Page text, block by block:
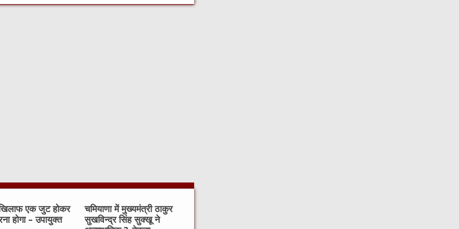
एक जुट होकर
होगा – उपायुक्त
चमियाणा में मुख्यमंत्री ठाकुर
सुखविन्द्र सिंह सुक्खू ने